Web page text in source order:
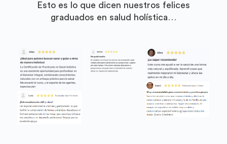
Esto es lo que dicen nuestros felices
graduados en salud holística…